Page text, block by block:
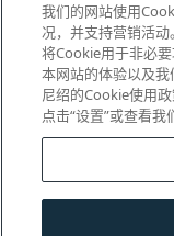
© 2001–2026
我们的网站使用
况，并支持营销活
将Cookie用于非必
本网站的体验以及
尼绍的Cookie使用
点击“设置”或查看我